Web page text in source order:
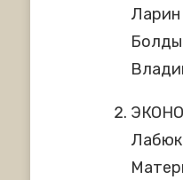
Ларин
Лабюк